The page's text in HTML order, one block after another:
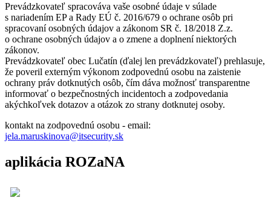
Prevádzkovateľ spracováva vaše osobné údaje v súlade
s nariadením EP a Rady EÚ č. 2016/679 o ochrane osôb pri
spracovaní osobných údajov a zákonom SR č. 18/2018 Z.z.
o ochrane osobných údajov a o zmene a doplnení niektorých
zákonov.
Prevádzkovateľ obec Lučatín (ďalej len prevádzkovateľ) prehlasuje,
že poveril externým výkonom zodpovednú osobu na zaistenie
ochrany práv dotknutých osôb, čím dáva možnosť transparentne
informovať o bezpečnostných incidentoch a zodpovedania
akýchkoľvek dotazov a otázok zo strany dotknutej osoby.
kontakt na zodpovednú osobu - email:
jela.maruskinova@itsecurity.sk
aplikácia ROZaNA